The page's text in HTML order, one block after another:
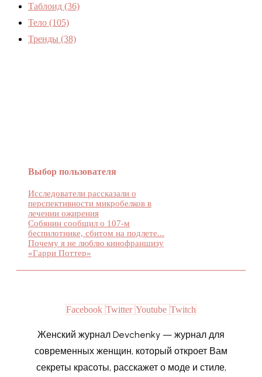
Таблоид (36)
Тело (105)
Тренды (38)
Выбор пользователя
Исследователи рассказали о
перспективности микробелков в
лечении ожирения
Собянин сообщил о 107-м
беспилотнике, сбитом на подлете...
Почему я не люблю кинофраншизу
«Гарри Поттер»
Facebook Twitter Youtube Twitch
Женский журнал Devchenky — журнал для
современных женщин, который откроет Вам
секреты красоты, расскажет о моде и стиле,